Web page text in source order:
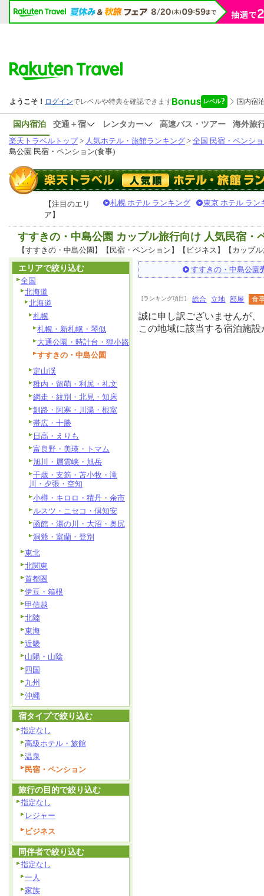
国内宿泊 交通＋宿 レンタカー 高速バス・ツアー
海外旅
楽天トラベルトップ> 人気ホテル・旅館ランキング > 全国 民宿・ペンシ
島公園 民宿・ペンション(食事)
【注目のエリ
ア】
札幌 ホテル ランキング 東京 ホテル ラン
すすきの・中島公園 カップル旅行向け 人気民宿
【すすきの・中島公園】【民宿・ペンション】【ビジネス】【カップ
すすきの・中島公園
[ランキング項目] 総合 立地 部屋 食
誠に申し訳ございませんが、
この地域に該当する宿泊施
エリアで絞り込む
全国
北海道
北海道
札幌
札幌・新札幌・琴似
大通公園・時計台・狸小路
すすきの・中島公園
定山渓
稚内・留萌・利尻・礼文
網走・紋別・北見・知床
釧路・阿寒・川湯・根室
帯広・十勝
日高・えりも
富良野・美瑛・トマム
旭川・層雲峡・旭岳
千歳・支笏・苫小牧・滝
川・夕張・空知
小樽・キロロ・積丹・余市
ルスツ・ニセコ・倶知安
函館・湯の川・大沼・奥尻
洞爺・室蘭・登別
東北
北関東
首都圏
伊豆・箱根
甲信越
北陸
東海
近畿
山陽・山陰
四国
九州
沖縄
宿タイプで絞り込む
指定なし
高級ホテル・旅館
温泉
民宿・ペンション
旅行の目的で絞り込む
指定なし
レジャー
ビジネス
同伴者で絞り込む
指定なし
一人
家族